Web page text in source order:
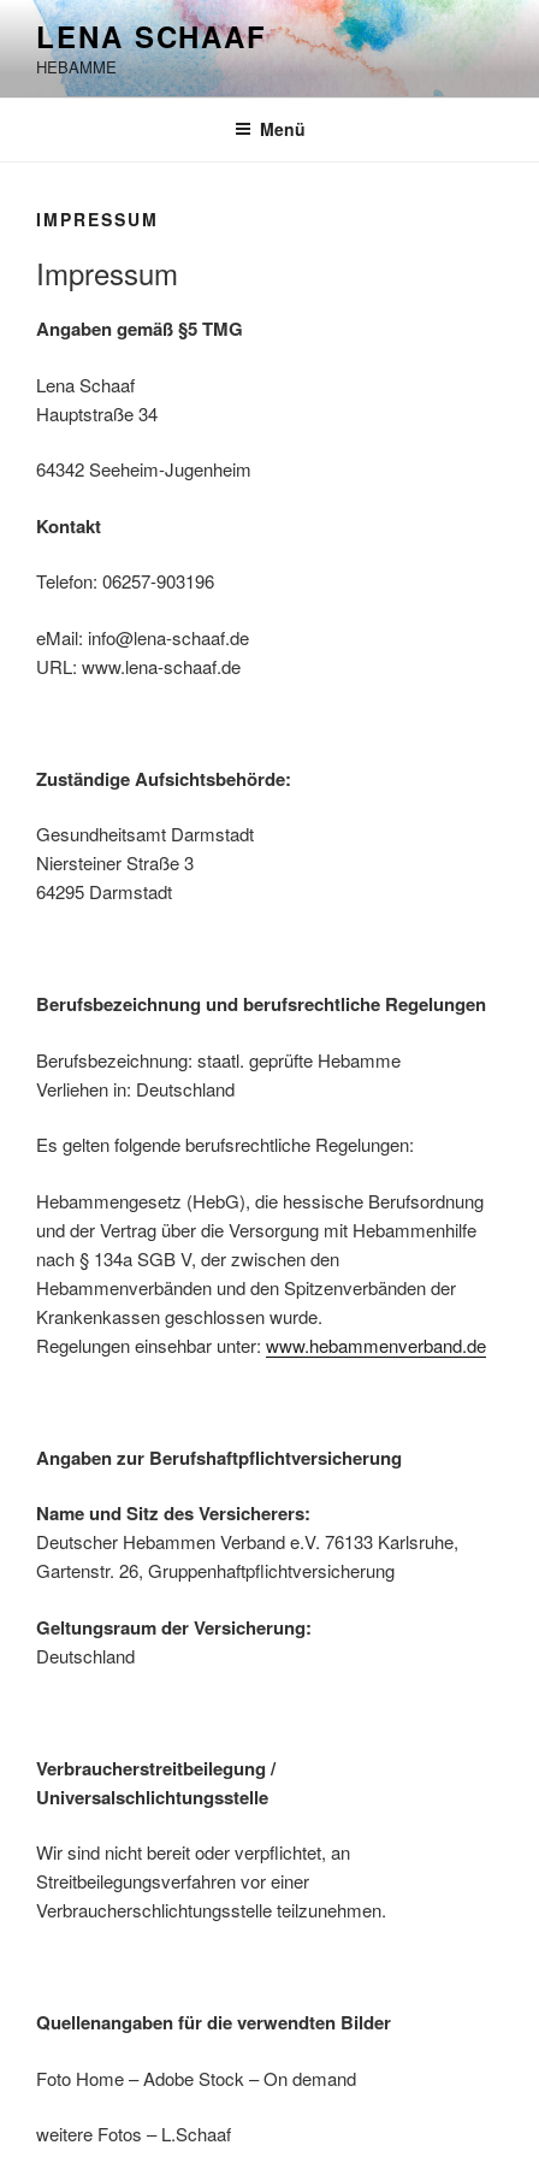
springen
LENA SCHAAF
HEBAMME
Menü
IMPRESSUM
Impressum
Angaben gemäß §5 TMG
Lena Schaaf
Hauptstraße 34
64342 Seeheim-Jugenheim
Kontakt
Telefon: 06257-903196
eMail: info@lena-schaaf.de
URL: www.lena-schaaf.de
Zuständige Aufsichtsbehörde:
Gesundheitsamt Darmstadt
Niersteiner Straße 3
64295 Darmstadt
Berufsbezeichnung und berufsrechtliche Regelungen
Berufsbezeichnung: staatl. geprüfte Hebamme
Verliehen in: Deutschland
Es gelten folgende berufsrechtliche Regelungen:
Hebammengesetz (HebG), die hessische Berufsordnung
und der Vertrag über die Versorgung mit Hebammenhilfe
nach § 134a SGB V, der zwischen den
Hebammenverbänden und den Spitzenverbänden der
Krankenkassen geschlossen wurde.
Regelungen einsehbar unter: www.hebammenverband.de
Angaben zur Berufshaftpflichtversicherung
Name und Sitz des Versicherers:
Deutscher Hebammen Verband e.V. 76133 Karlsruhe,
Gartenstr. 26, Gruppenhaftpflichtversicherung
Geltungsraum der Versicherung:
Deutschland
Verbraucherstreitbeilegung /
Universalschlichtungsstelle
Wir sind nicht bereit oder verpflichtet, an
Streitbeilegungsverfahren vor einer
Verbraucherschlichtungsstelle teilzunehmen.
Quellenangaben für die verwendten Bilder
Foto Home – Adobe Stock – On demand
weitere Fotos – L.Schaaf